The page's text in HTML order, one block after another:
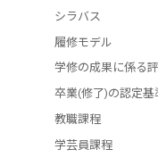
シラバス
履修モデル
学修の成果に係る
卒業(修了)の認定基
教職課程
学芸員課程